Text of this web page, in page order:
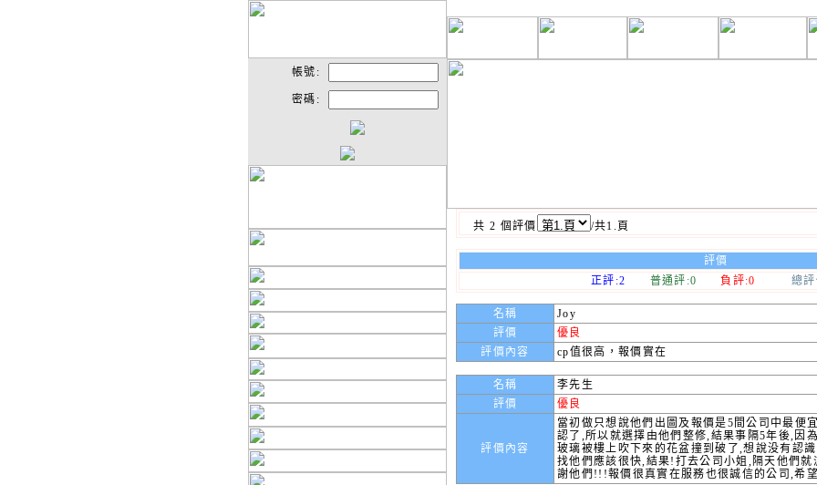
帳號:
密碼:
共 2 個評價 /共1.頁
評價
正評:2
普通評:0 負評:0 總
名稱
Joy
評價
優良
評價內容
cp值很高，報價實在
名稱
李先生
評價
優良
評價內容
當初做只想說他們出圖及報價是5間公司中最便
認了,所以就選擇由他們整修,結果事隔5年後,因
玻璃被樓上吹下來的花盆撞到破了,想說没有認
找他們應該很快,結果!打去公司小姐,隔天他們
謝他們!!!報價很真實在服務也很誠信的公司,希